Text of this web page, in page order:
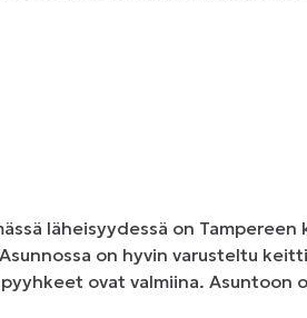
läheisyydessä on
on hyvin varusteltu
ovat valmiina. Asuntoon